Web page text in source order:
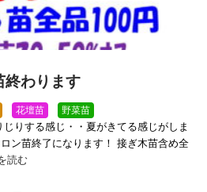
終わります
花壇苗 野菜苗
りする感じ・・夏がきてる感じがしま
ン苗終了になります！ 接ぎ木苗含め全
読む